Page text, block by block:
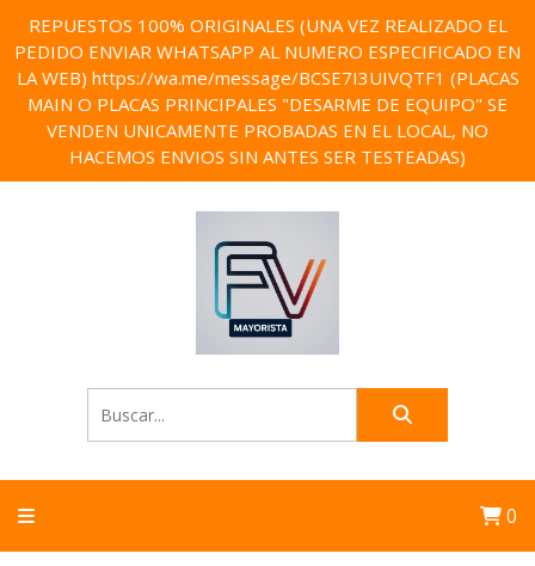
REPUESTOS 100% ORIGINALES (UNA VEZ REALIZADO EL
PEDIDO ENVIAR WHATSAPP AL NUMERO ESPECIFICADO EN
LA WEB) https://wa.me/message/BCSE7I3UIVQTF1 (PLACAS
MAIN O PLACAS PRINCIPALES "DESARME DE EQUIPO" SE
VENDEN UNICAMENTE PROBADAS EN EL LOCAL, NO
HACEMOS ENVIOS SIN ANTES SER TESTEADAS)
0